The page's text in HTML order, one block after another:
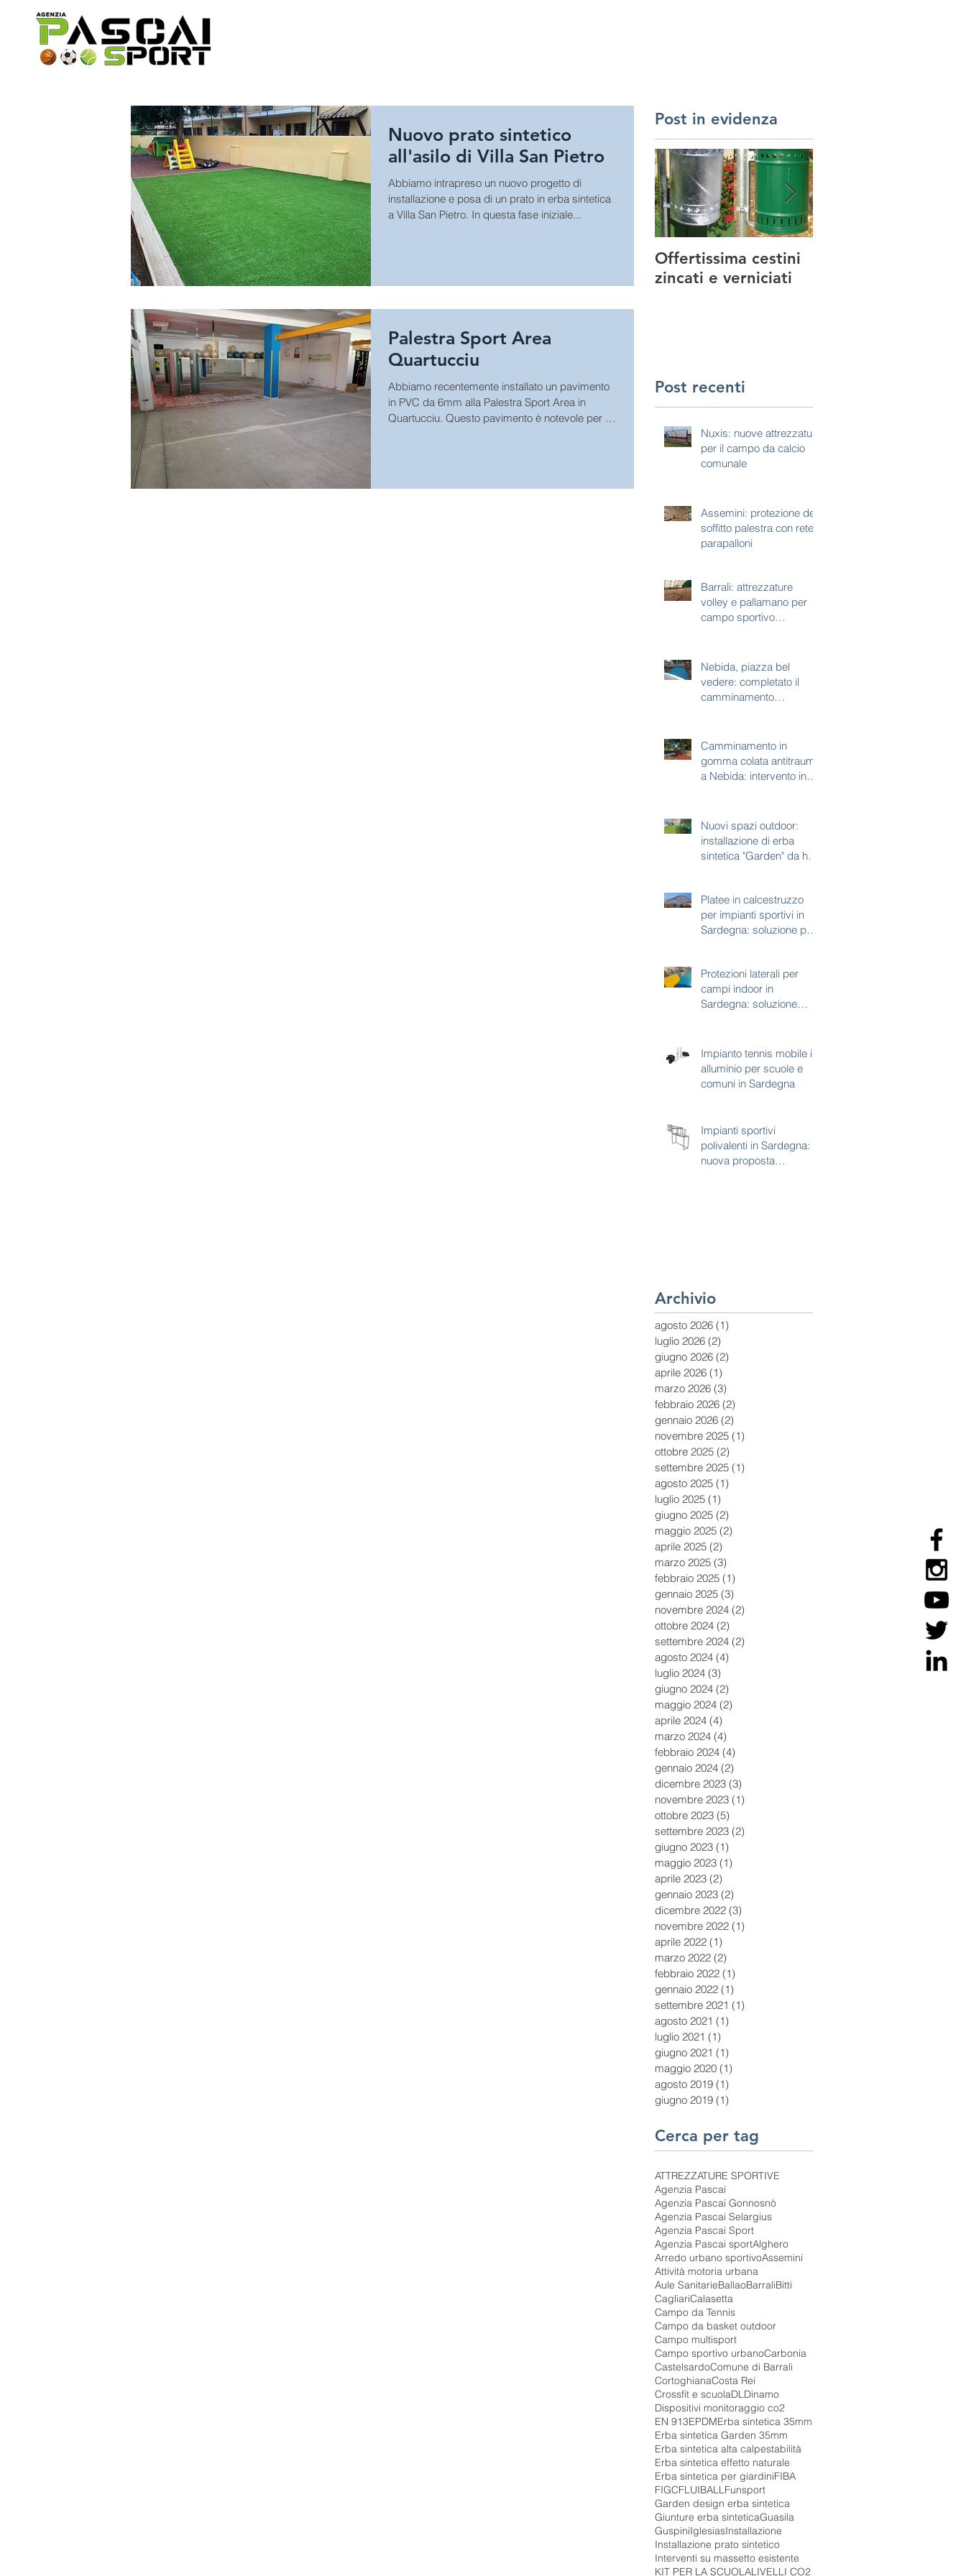
Nuovo prato sintetico
all'asilo di Villa San Pietro
Abbiamo intrapreso un nuovo progetto di
installazione e posa di un prato in erba sintetica
a Villa San Pietro. In questa fase iniziale...
Palestra Sport Area
Quartucciu
Abbiamo recentemente installato un pavimento
in PVC da 6mm alla Palestra Sport Area in
Quartucciu. Questo pavimento è notevole per la
Post in evidenza
Offertissima cestini
zincati e verniciati
Post recenti
Nuxis: nuove attrezzature
per il campo da calcio
comunale
Assemini: protezione del
soffitto palestra con rete
parapalloni
Barrali: attrezzature
volley e pallamano per
campo sportivo
Nebida, piazza bel
vedere: completato il
camminamento
Camminamento in
gomma colata antitrauma
a Nebida: intervento in
Nuovi spazi outdoor:
installazione di erba
sintetica "Garden" da h35
Platee in calcestruzzo
per impianti sportivi in
Sardegna: soluzione per
Protezioni laterali per
campi indoor in
Sardegna: soluzione
Impianto tennis mobile in
alluminio per scuole e
comuni in Sardegna
Impianti sportivi
polivalenti in Sardegna:
nuova proposta
Archivio
agosto 2026 (1)
luglio 2026 (2)
giugno 2026 (2)
aprile 2026 (1)
marzo 2026 (3)
febbraio 2026 (2)
gennaio 2026 (2)
novembre 2025 (1)
ottobre 2025 (2)
settembre 2025 (1)
agosto 2025 (1)
luglio 2025 (1)
giugno 2025 (2)
maggio 2025 (2)
aprile 2025 (2)
marzo 2025 (3)
febbraio 2025 (1)
gennaio 2025 (3)
novembre 2024 (2)
ottobre 2024 (2)
settembre 2024 (2)
agosto 2024 (4)
luglio 2024 (3)
giugno 2024 (2)
maggio 2024 (2)
aprile 2024 (4)
marzo 2024 (4)
febbraio 2024 (4)
gennaio 2024 (2)
dicembre 2023 (3)
novembre 2023 (1)
ottobre 2023 (5)
settembre 2023 (2)
giugno 2023 (1)
maggio 2023 (1)
aprile 2023 (2)
gennaio 2023 (2)
dicembre 2022 (3)
novembre 2022 (1)
aprile 2022 (1)
marzo 2022 (2)
febbraio 2022 (1)
gennaio 2022 (1)
settembre 2021 (1)
agosto 2021 (1)
luglio 2021 (1)
giugno 2021 (1)
maggio 2020 (1)
agosto 2019 (1)
giugno 2019 (1)
Cerca per tag
ATTREZZATURE SPORTIVE
Agenzia Pascai
Agenzia Pascai Gonnosnò
Agenzia Pascai Selargius
Agenzia Pascai Sport
Agenzia Pascai sportAlghero
Arredo urbano sportivoAssemini
Attività motoria urbana
Aule SanitarieBallaoBarraliBitti
CagliariCalasetta
Campo da Tennis
Campo da basket outdoor
Campo multisport
Campo sportivo urbanoCarbonia
CastelsardoComune di Barrali
CortoghianaCosta Rei
Crossfit e scuolaDLDinamo
Dispositivi monitoraggio co2
EN 913EPDMErba sintetica 35mm
Erba sintetica Garden 35mm
Erba sintetica alta calpestabilità
Erba sintetica effetto naturale
Erba sintetica per giardiniFIBA
FIGCFLUIBALLFunsport
Garden design erba sintetica
Giunture erba sinteticaGuasila
GuspiniIglesiasInstallazione
Installazione prato sintetico
Interventi su massetto esistente
KIT PER LA SCUOLALIVELLI CO2